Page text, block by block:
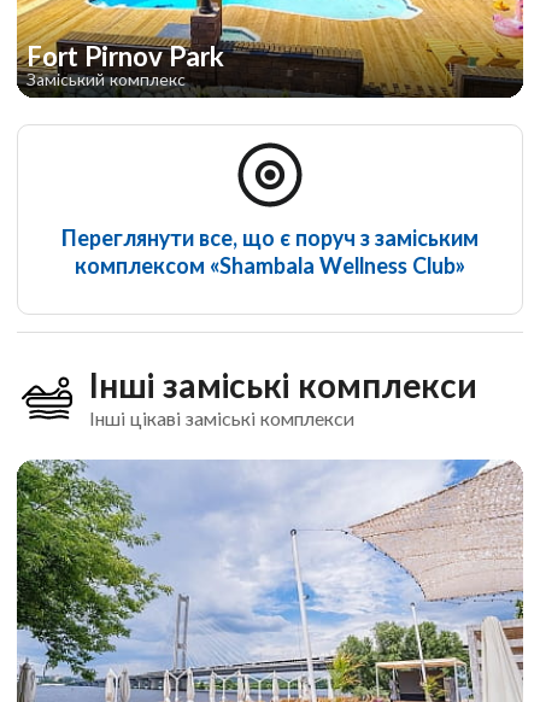
Fort Pirnov Park
Заміський комплекс
Переглянути все, що є поруч з заміським
комплексом «Shambala Wellness Club»
Інші заміські комплекси
Інші цікаві заміські комплекси